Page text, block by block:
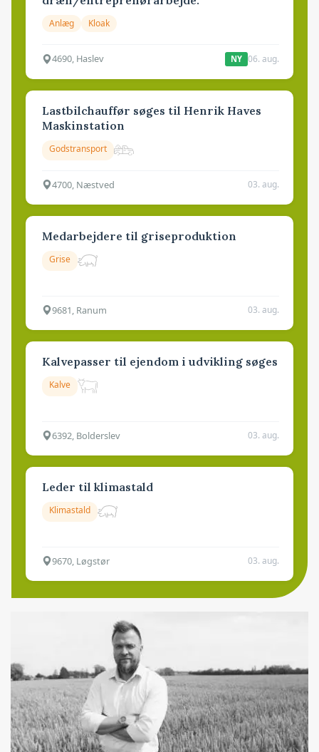
Anlæg Kloak
4690, Haslev NY 06. aug.
Lastbilchauffør søges til Henrik Haves
Maskinstation
Godstransport
4700, Næstved 03. aug.
Medarbejdere til griseproduktion
Grise
9681, Ranum 03. aug.
Kalvepasser til ejendom i udvikling søges
Kalve
6392, Bolderslev 03. aug.
Leder til klimastald
Klimastald
9670, Løgstør 03. aug.